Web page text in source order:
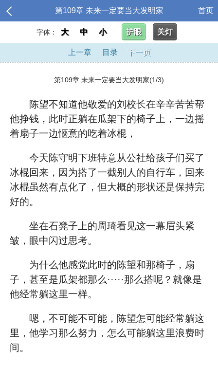
第109章 未来一定要当大发明家 首页
字体： 大 中 小 护眼 关灯
上一章 目录 下一页
第109章 未来一定要当大发明家(1/3)
陈望不知道他敬爱的刘校长在辛辛苦苦帮
他挣钱，此时正躺在瓜架下的椅子上，一边摇
着扇子一边惬意的吃着冰棍，
今天陈守明下班特意从公社给孩子们买了
冰棍回来，因为搭了一截别人的自行车，回来
冰棍虽然有点化了，但大概的形状还是保持完
好的。
坐在石凳子上的周琦看见这一幕眉头紧
皱，眼中闪过思考。
为什么他感觉此时的陈望和那椅子，扇
子，甚至是瓜架都那么·····那么搭呢？就像是
他经常躺这里一样。
嗯，不可能不可能，陈望怎可能经常躺这
里，他学习那么努力，怎么可能躺这里浪费时
间。